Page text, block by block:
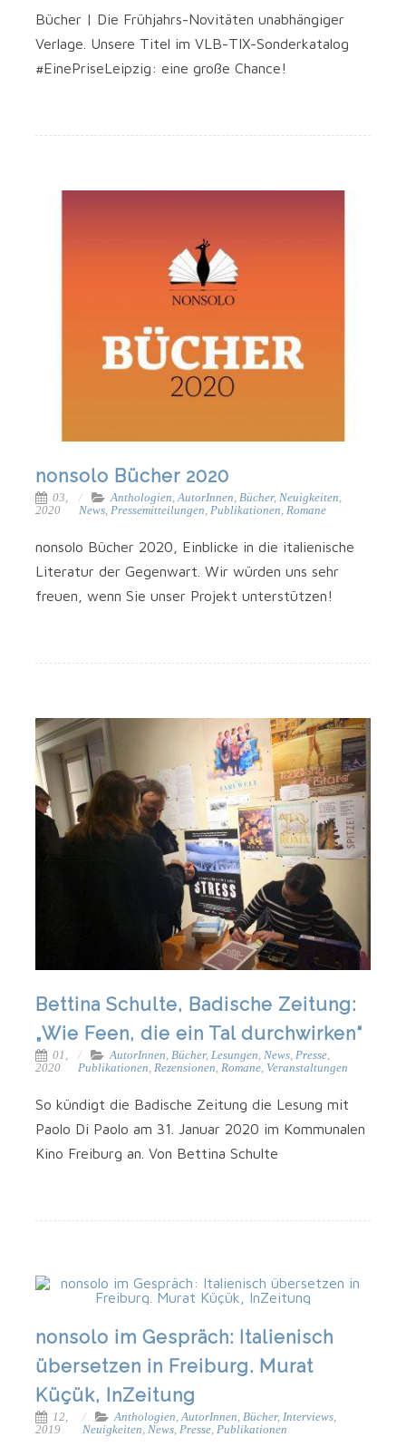
Bücher | Die Frühjahrs-Novitäten unab­hän­gi­ger
Ver­la­ge. Unse­re Titel im VLB-TIX-Sonderkatalog
#EinePri­se­Leip­zig: eine gro­ße Chance!
nonsolo Bücher 2020
03,
2020
Anthologien,AutorInnen,Bücher,Neuigkeiten,
News,Pressemitteilungen,Publikationen,Romane
non­so­lo Bücher 2020, Ein­bli­cke in die ita­lie­ni­sche
Lite­ra­tur der Gegen­wart. Wir wür­den uns sehr
freu­en, wenn Sie unser Pro­jekt unterstützen!
Bettina Schulte, Badische Zeitung:
„Wie Feen, die ein Tal durchwirken“
01,
2020
AutorInnen Bücher, Lesungen News Presse
Publikationen Rezensionen Romane Veranstaltungen
So kün­digt die Badi­sche Zei­tung die Lesung mit
Pao­lo Di Pao­lo am 31. Janu­ar 2020 im Kom­mu­na­len
Kino Frei­burg an. Von Bet­ti­na Schulte
nonsolo im Gespräch: Italienisch
übersetzen in Freiburg. Murat
Küçük, InZeitung
12,
2019
Anthologien AutorInnen Bücher, Interviews,
Neuigkeiten News, Presse, Publikationen